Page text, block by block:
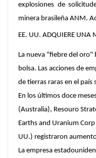
explosiones de
minera brasileña ANM.
EE. UU. ADQUIERE UNA
La nueva "fiebre del oro"
bolsa. Las acciones de
de tierras raras en el país
En los últimos doce
(Australia), Resouro
Earths and Uranium Corp
UU.) registraron
La empresa